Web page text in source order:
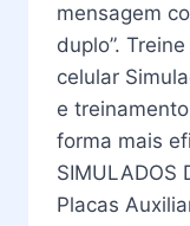
mensagem
duplo”.
celular
e
forma mais
SIMULADOS
Placas